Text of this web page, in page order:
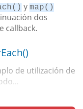
y map()
dos
callback.
de utilización de